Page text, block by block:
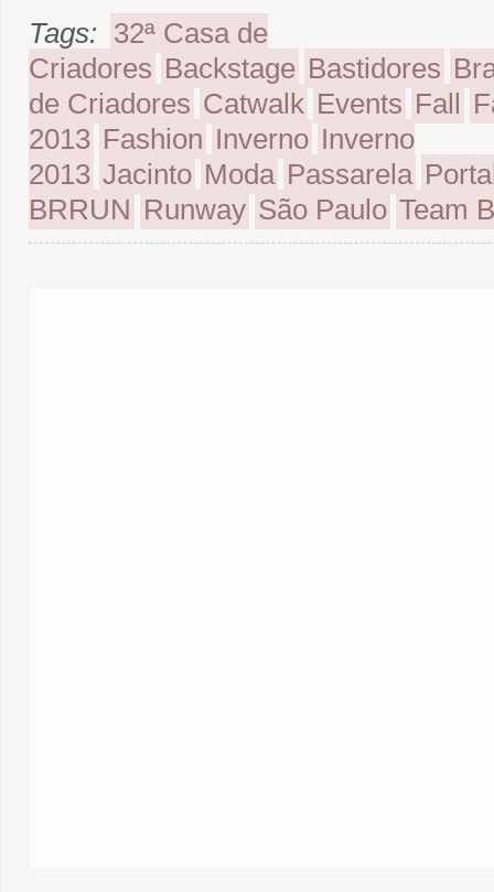
Tags: 32ª Casa de
Criadores Backstage Bastidores
de Criadores Catwalk Events Fall
2013 Fashion Inverno Inverno
2013 Jacinto Moda Passarela
BRRUN Runway São Paulo Team